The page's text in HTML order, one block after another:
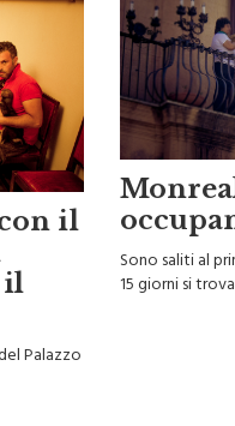
il
il
Palazzo
Sono saliti al
15 giorni si